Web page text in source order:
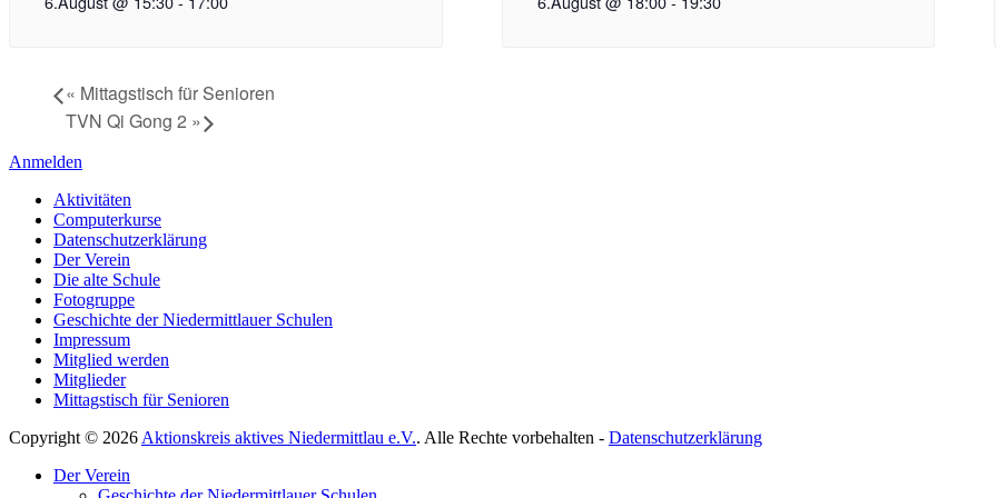
« Mittagstisch für Senioren
TVN Qi Gong 2 »
Anmelden
Aktivitäten
Computerkurse
Datenschutzerklärung
Der Verein
Die alte Schule
Fotogruppe
Geschichte der Niedermittlauer Schulen
Impressum
Mitglied werden
Mitglieder
Mittagstisch für Senioren
Copyright © 2026 Aktionskreis aktives Niedermittlau e.V.. Alle Rechte vorbehalten - Datenschutzerklärung
scrollenDer Verein